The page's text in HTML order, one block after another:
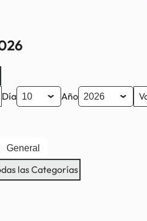
Día Año
General
las Categorías